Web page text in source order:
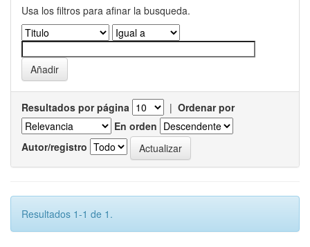
Usa los filtros para afinar la busqueda.
Resultados por página | Ordenar por
En orden
Autor/registro
Resultados 1-1 de 1.